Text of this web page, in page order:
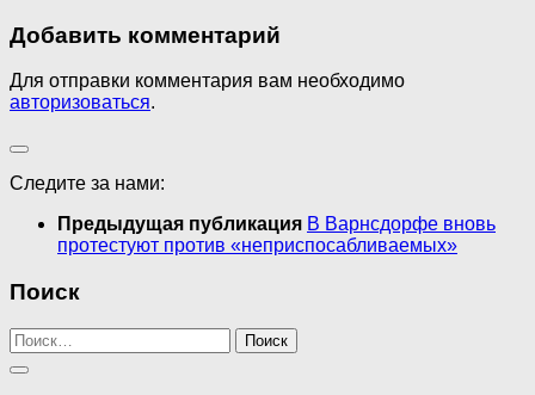
Добавить комментарий
Для отправки комментария вам необходимо
авторизоваться.
Следите за нами:
Предыдущая публикация В Варнсдорфе вновь
протестуют против «неприспосабливаемых»
Поиск
Найти: